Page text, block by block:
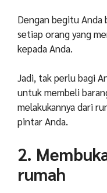
Dengan begitu Anda
setiap orang yang
kepada Anda.
Jadi, tak perlu bagi
untuk membeli
melakukannya dari
pintar Anda.
2.
rumah